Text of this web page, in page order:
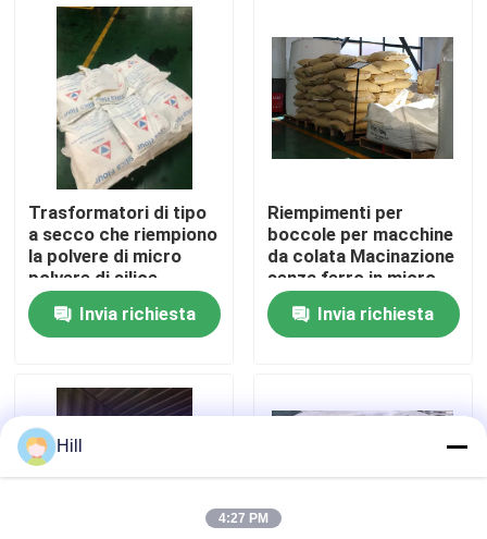
Spettacolo VR
Su di noi
Visita alla fabbrica
Controllo della qualità
Contattaci
Blog
Trasformatori di tipo
a secco che riempiono
la polvere di micro
polvere di silice
Invia richiesta
Riempimenti per
boccole per macchine
da colata Macinazione
senza ferro in micro
polvere di silice
Invia richiesta
Hill
4:27 PM